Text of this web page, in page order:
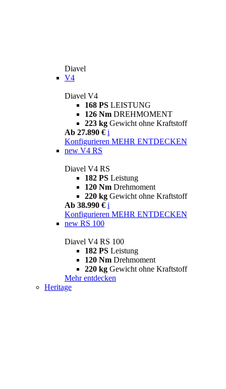
Diavel
V4
Diavel V4
168 PS LEISTUNG
126 Nm DREHMOMENT
223 kg Gewicht ohne Kraftstoff
Ab 27.890 € i
Konfigurieren MEHR ENTDECKEN
new V4 RS
Diavel V4 RS
182 PS Leistung
120 Nm Drehmoment
220 kg Gewicht ohne Kraftstoff
Ab 38.990 € i
Konfigurieren MEHR ENTDECKEN
new RS 100
Diavel V4 RS 100
182 PS Leistung
120 Nm Drehmoment
220 kg Gewicht ohne Kraftstoff
Mehr entdecken
Heritage